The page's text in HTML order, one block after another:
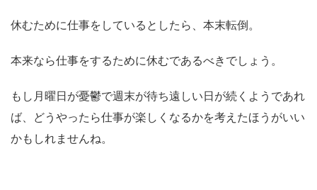
休むために仕事をしているとしたら、本末転倒。
本来なら仕事をするために休むであるべきでしょう。
もし月曜日が憂鬱で週末が待ち遠しい日が続くようであれ
ば、どうやったら仕事が楽しくなるかを考えたほうがいい
かもしれませんね。